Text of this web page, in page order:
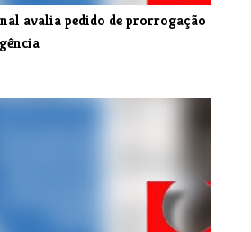
avalia pedido de prorrogação